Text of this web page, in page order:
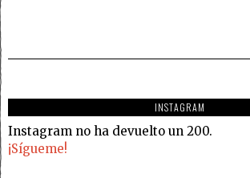
INSTAGRAM
Instagram no ha devuelto un 200.
¡Sígueme!